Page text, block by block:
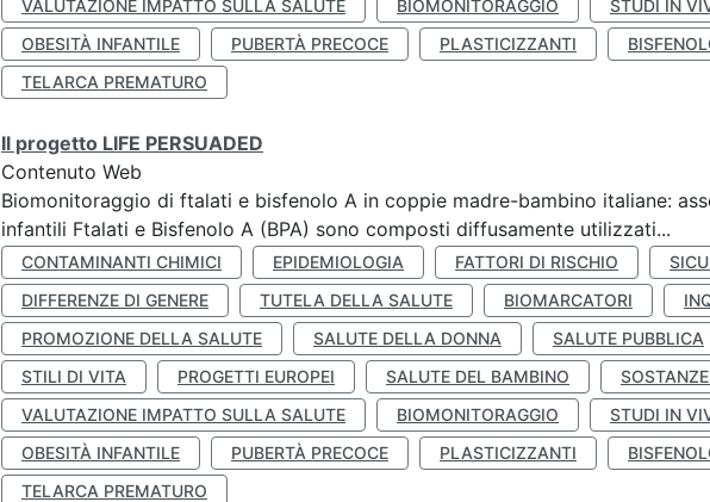
VALUTAZIONE IMPATTO SULLA SALUTE
BIOMONITORAGGIO STUDI IN
OBESITÀ INFANTILE
PUBERTÀ PRECOCE PLASTICIZZANTI
TELARCA PREMATURO
Il progetto LIFE PERSUADED
Contenuto Web
Biomonitoraggio di ftalati e bisfenolo A in coppie madre-bambino italiane:
infantili Ftalati e Bisfenolo A (BPA) sono composti diffusamente utilizzati...
CONTAMINANTI CHIMICI EPIDEMIOLOGIA FATTORI DI RISCHIO
DIFFERENZE DI GENERE
TUTELA DELLA SALUTE BIOMARCATORI
PROMOZIONE DELLA SALUTE
SALUTE DELLA DONNA SALUTE PUBBLICA
STILI DI VITA
PROGETTI EUROPEI SALUTE DEL BAMBINO
VALUTAZIONE IMPATTO SULLA SALUTE
BIOMONITORAGGIO STUDI IN
OBESITÀ INFANTILE
PUBERTÀ PRECOCE PLASTICIZZANTI
TELARCA PREMATURO